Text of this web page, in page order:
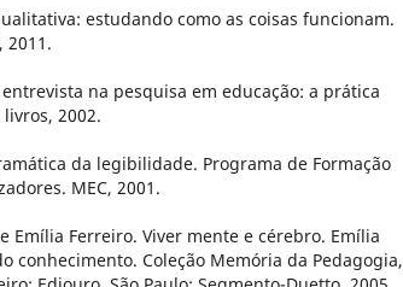
estudando como as coisas funcionam.
2011.
entrevista na pesquisa em educação: a prática
2002.
da legibilidade. Programa de Formação
MEC, 2001.
Emília Ferreiro. Viver mente e cérebro. Emília
conhecimento. Coleção Memória da Pedagogia,